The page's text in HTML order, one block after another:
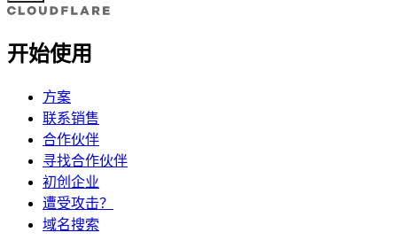
开始使用
方案
联系销售
合作伙伴
寻找合作伙伴
初创企业
遭受攻击？
域名搜索